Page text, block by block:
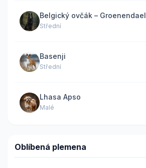
Belgický ovčák – Groenendael
Střední
Basenji
Střední
Lhasa Apso
Malé
Oblíbená plemena